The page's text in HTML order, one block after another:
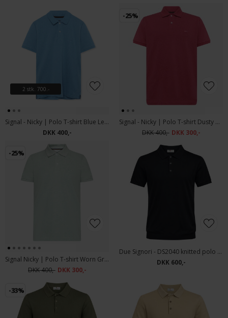
2 stk. 700.-
Signal - Nicky | Polo T-shirt Blue Legacy Mel
DKK 400,-
-25%
Signal - Nicky | Polo T-shirt Dusty Red Melange
DKK 400,- DKK 300,-
-25%
Signal Nicky | Polo T-shirt Worn Green Mel
DKK 400,- DKK 300,-
Due Signori - DS2040 knitted polo | Polo T-shirt Navy
DKK 600,-
-33%